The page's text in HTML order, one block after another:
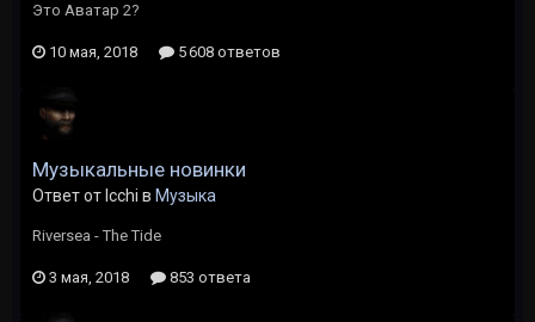
Это Аватар 2?
10 мая, 2018 5 608 ответов
Музыкальные новинки
Ответ от Icchi в Музыка
Riversea - The Tide
3 мая, 2018 853 ответа